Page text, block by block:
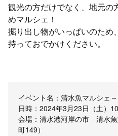
観光の方だけでなく、地元の
めマルシェ！
掘り出し物がいっぱいのため
持っておでかけください。
イベント名：清水魚マルシェ
日時：2024年3月23日（土）
会場：清水港河岸の市 清水
町149）